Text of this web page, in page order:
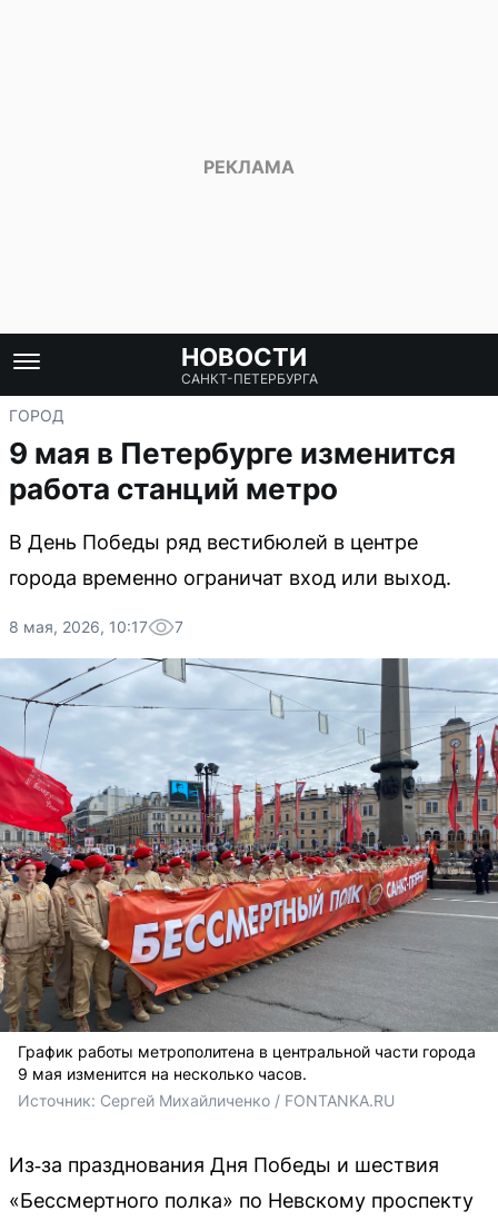
НОВОСТИ
САНКТ-ПЕТЕРБУРГА
ГОРОД
9 мая в Петербурге изменится
работа станций метро
В День Победы ряд вестибюлей в центре
города временно ограничат вход или выход.
8 мая, 2026, 10:17 7
График работы метрополитена в центральной части города
9 мая изменится на несколько часов.
Источник: Сергей Михайличенко / FONTANKA.RU
Из‑за празднования Дня Победы и шествия
«Бессмертного полка» по Невскому проспекту